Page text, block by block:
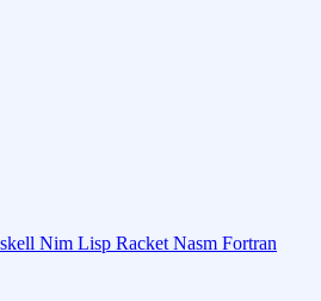
Nim Lisp Racket Nasm Fortran